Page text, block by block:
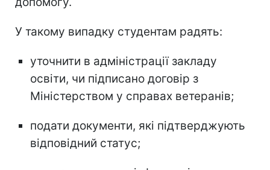
У такому випадку студентам радять:
уточнити в адміністрації закладу
освіти, чи підписано договір з
Міністерством у справах ветеранів;
подати документи, які підтверджують
відповідний статус;